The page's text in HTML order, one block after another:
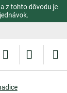
z tohto dôvodu je